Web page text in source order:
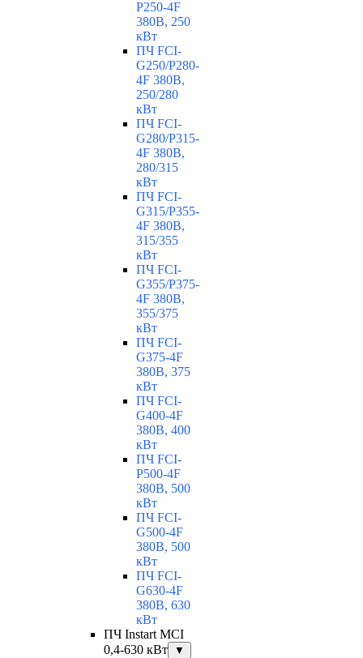
P250-4F
380В, 250
кВт
ПЧ FCI-
G250/P280-
4F 380В,
250/280
кВт
ПЧ FCI-
G280/P315-
4F 380В,
280/315
кВт
ПЧ FCI-
G315/P355-
4F 380В,
315/355
кВт
ПЧ FCI-
G355/P375-
4F 380В,
355/375
кВт
ПЧ FCI-
G375-4F
380В, 375
кВт
ПЧ FCI-
G400-4F
380В, 400
кВт
ПЧ FCI-
P500-4F
380В, 500
кВт
ПЧ FCI-
G500-4F
380В, 500
кВт
ПЧ FCI-
G630-4F
380В, 630
кВт
ПЧ Instart MCI
0,4-630 кВт
▼